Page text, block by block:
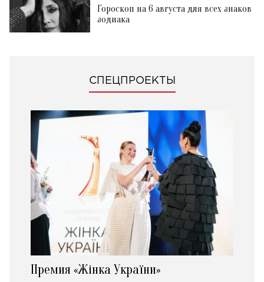
Гороскоп на 6 августа для всех знаков
зодиака
СПЕЦПРОЕКТЫ
Премия «Жінка України»